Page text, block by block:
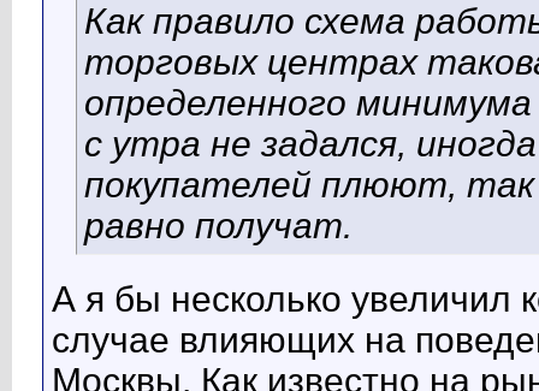
Как правило схема
торговых центрах
определенного
с утра не задался,
покупателей плюют,
равно получат.
А я бы несколько увеличил
случае влияющих на
Москвы. Как известно на